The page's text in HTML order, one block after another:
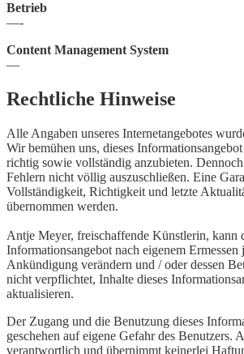
Betrieb
—-
Content Management System
—
Rechtliche Hinweise
Alle Angaben unseres Internetangebotes
Wir bemühen uns, dieses
richtig sowie vollständig anzubieten.
Fehlern nicht völlig auszuschließen. Eine
Vollständigkeit, Richtigkeit und letzte
übernommen werden.
Antje Meyer, freischaffende Künstlerin, kann
Informationsangebot nach eigenem Ermessen
Ankündigung verändern und / oder dessen
nicht verpflichtet, Inhalte dieses
aktualisieren.
Der Zugang und die Benutzung dieses
geschehen auf eigene Gefahr des Benutzers.
verantwortlich und übernimmt keinerlei